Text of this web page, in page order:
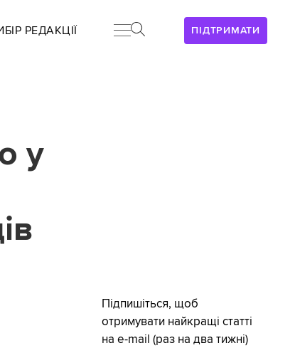
ПІДТРИМАТИ
РЕДАКЦІЇ
у
Підпишіться, щоб
отримувати найкращі статті
на e-mail (раз на два тижні)